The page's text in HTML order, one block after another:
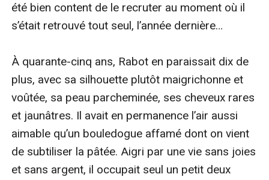
été bien content de le recruter au moment où il
s’était retrouvé tout seul, l’année dernière…
À quarante-cinq ans, Rabot en paraissait dix de
plus, avec sa silhouette plutôt maigrichonne et
voûtée, sa peau parcheminée, ses cheveux rares
et jaunâtres. Il avait en permanence l’air aussi
aimable qu’un bouledogue affamé dont on vient
de subtiliser la pâtée. Aigri par une vie sans joies
et sans argent, il occupait seul un petit deux